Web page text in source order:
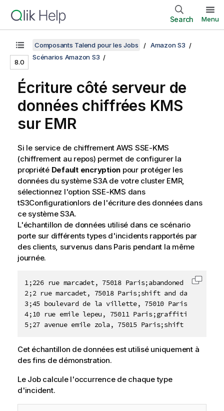
Search Menu
8.0
Composants Talend pour les Jobs
Amazon S3
Scénarios Amazon S3
Écriture côté serveur de
données chiffrées KMS
sur EMR
Si le service de chiffrement AWS SSE-KMS
(chiffrement au repos) permet de configurer la
propriété Default encryption pour protéger les
données du système S3A de votre cluster EMR,
sélectionnez l'option SSE-KMS dans
tS3Configurationlors de l'écriture des données dans
ce système S3A.
L'échantillon de données utilisé dans ce scénario
porte sur différents types d'incidents rapportés par
des clients, survenus dans Paris pendant la même
journée.
1;226 rue marcadet, 75018 Paris;abandoned
2;2 rue marcadet, 75018 Paris;shift and
3;45 boulevard de la villette, 75010 Paris;
4;10 rue emile lepeu, 75011 Paris;graffiti and
5;27 avenue emile zola, 75015 Paris;shift and
Copier
Cet échantillon de données est utilisé uniquement à
des fins de démonstration.
Le Job calcule l'occurrence de chaque type
d'incident.